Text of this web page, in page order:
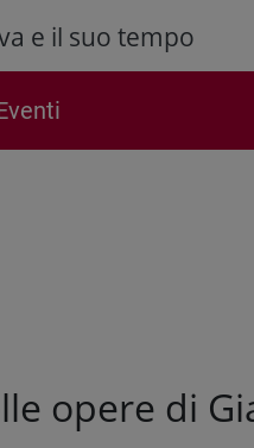
e il suo tempo
opere di